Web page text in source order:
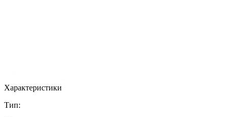
Характеристики
Тип: